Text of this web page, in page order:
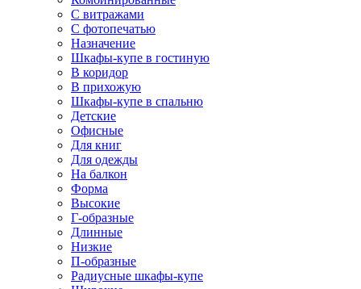
С витражами
С фотопечатью
Назначение
Шкафы-купе в гостиную
В коридор
В прихожую
Шкафы-купе в спальню
Детские
Офисные
Для книг
Для одежды
На балкон
Форма
Высокие
Г-образные
Длинные
Низкие
П-образные
Радиусные шкафы-купе